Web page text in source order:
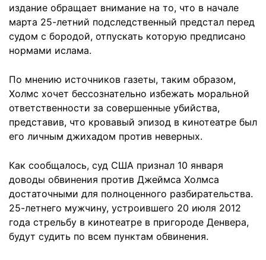
издание обращает внимание на то, что в начале
марта 25-летний подследственный предстал перед
судом с бородой, отпускать которую предписано
нормами ислама.
По мнению источников газеты, таким образом,
Холмс хочет бессознательно избежать моральной
ответственности за совершенные убийства,
представив, что кровавый эпизод в кинотеатре был
его личным джихадом против неверных.
Как сообщалось, суд США признал 10 января
доводы обвинения против Джеймса Холмса
достаточными для полноценного разбирательства.
25-летнего мужчину, устроившего 20 июля 2012
года стрельбу в кинотеатре в пригороде Денвера,
будут судить по всем пунктам обвинения.